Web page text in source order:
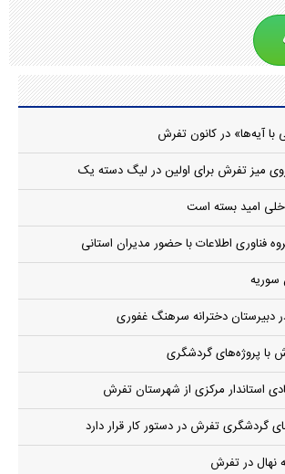
آیه‌ها» در کانون تفرش
میز تفرش برای اولین در لیگ دسته یک
امید بسته است
فناوری اطلاعات با حضور مدیران استانی
سوریه
دبیرستان دخترانه سرهنگ غفوری
با پروژه‌های گردشگری
استاندار مرکزی از شهرستان تفرش
گردشگری تفرش در دستور کار قرار دارد